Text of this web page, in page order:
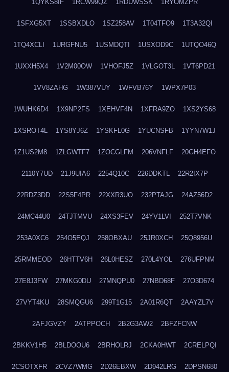
1QYKS8IF 1RCW99QZ 1RDUWSSK 1RYOMZPR
1SFXG5XT 1SSBXDLO 1SZ258AV 1T04TFO9 1T3A32QI
1TQ4XCLI 1URGFNU5 1USMDQTI 1USXOD9C 1UTQO46Q
1UXXH5X4 1V2M00OW 1VHOFJ5Z 1VLGOT3L 1VT6PD21
1VV8ZAHG 1W387VUY 1WFVB76Y 1WPX7P03
1WUHK6D4 1X9NP2FS 1XEHVF4N 1XFRA9ZO 1XS2YS68
1XSROT4L 1YS8YJ6Z 1YSKFL0G 1YUCNSFB 1YYN7W1J
1Z1US2M8 1ZLGWTF7 1ZOCGLFM 206VNFLF 20GH4EFO
2110Y7UD 21J9UIA6 2254Q10C 226DDKTL 22R2IX7P
22RDZ3DD 22S5F4PR 22XXR3UO 232PTAJG 24AZ56D2
24MC44U0 24TJTMVU 24XS3FEV 24YV1LVI 252T7VNK
253A0XC6 254O5EQJ 258OBXAU 25JR0XCH 25Q8956U
25RMMEOD 26HTTV6H 26L0HESZ 270L4YOL 276UFPNM
27E8J3FW 27MKG0DU 27MNQPU0 27NBD68F 27O3D674
27VYT4KU 28SMQGU6 299T1G15 2A01R6QT 2AAYZL7V
2AFJGVZY 2ATPPOCH 2B2G3AW2 2BFZFCNW
2BKKV1H5 2BLDOOU6 2BRHOLRJ 2CKA0HWT 2CRELPQI
2CSOTXFR 2CVZ7WMG 2D26EBXW 2D942LRG 2DPSN680